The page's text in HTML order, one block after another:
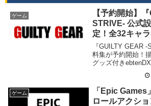
ゲーム
【予約開始】
STRIVE- 公式
定！全32キャ
羅、ebten限定
『GUILTY GEAR
料集が予約開始！
グッズ付き
ゲーム
「Epic Games
ロールアクシ